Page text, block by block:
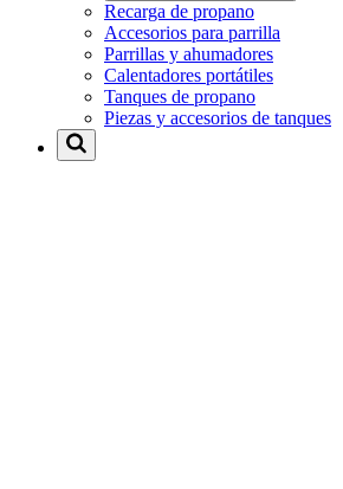
Recarga de propano
Accesorios para parrilla
Parrillas y ahumadores
Calentadores portátiles
Tanques de propano
Piezas y accesorios de tanques